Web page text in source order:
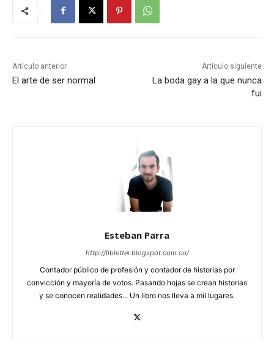
Artículo anterior
El arte de ser normal
Artículo siguiente
La boda gay a la que nunca
fui
Esteban Parra
http://libletter.blogspot.com.co/
Contador público de profesión y contador de historias por
convicción y mayoría de votos. Pasando hojas se crean historias
y se conocen realidades... Un libro nos lleva a mil lugares.